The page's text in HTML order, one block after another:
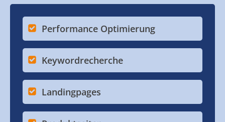
Performance Optimierung
Keywordrecherche
Landingpages